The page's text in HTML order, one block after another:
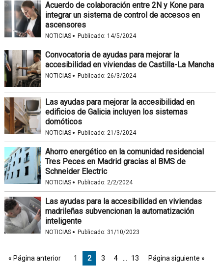
Acuerdo de colaboración entre 2N y Kone para
integrar un sistema de control de accesos en
ascensores
NOTICIAS · Publicado: 14/5/2024
Convocatoria de ayudas para mejorar la
accesibilidad en viviendas de Castilla-La Mancha
NOTICIAS · Publicado: 26/3/2024
Las ayudas para mejorar la accesibilidad en
edificios de Galicia incluyen los sistemas
domóticos
NOTICIAS · Publicado: 21/3/2024
Ahorro energético en la comunidad residencial
Tres Peces en Madrid gracias al BMS de
Schneider Electric
NOTICIAS · Publicado: 2/2/2024
Las ayudas para la accesibilidad en viviendas
madrileñas subvencionan la automatización
inteligente
NOTICIAS · Publicado: 31/10/2023
« Página anterior 1 2 3 4 13 Página siguiente »